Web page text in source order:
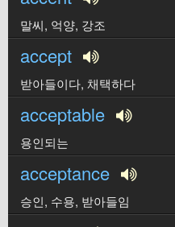
말씨, 억양, 강조
accept
받아들이다, 채택하다
acceptable
용인되는
acceptance
승인, 수용, 받아들임